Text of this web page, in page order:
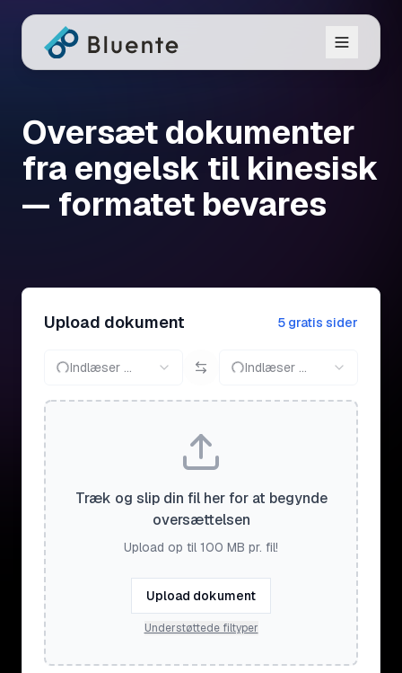
Oversæt dokumenter
fra engelsk til kinesisk
— formatet bevares
Upload dokument 5 gratis sider
Indlæser ... Indlæser ...
Træk og slip din fil her for at begynde
oversættelsen
Upload op til 100 MB pr. fil!
Upload dokument
Understøttede filtyper